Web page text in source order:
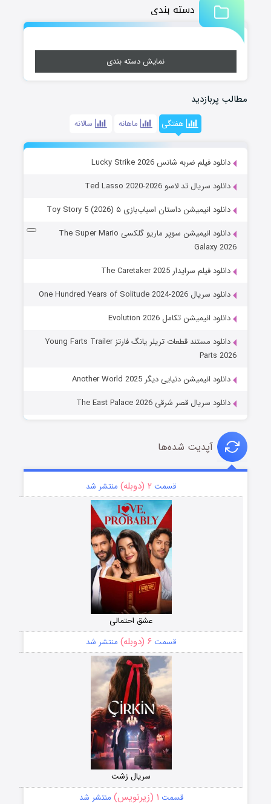
دسته بندی
نمایش دسته بندی
مطالب پربازدید
هفتگی ماهانه سالانه
دانلود فیلم ضربه شانس Lucky Strike 2026
دانلود سریال تد لاسو Ted Lasso 2020-2026
دانلود انیمیشن داستان اسباب‌بازی ۵ Toy Story 5 (2026)
دانلود انیمیشن سوپر ماریو گلکسی The Super Mario
Galaxy 2026
دانلود فیلم سرایدار The Caretaker 2025
دانلود سریال One Hundred Years of Solitude 2024-2026
دانلود انیمیشن تکامل Evolution 2026
دانلود مستند قطعات تریلر یانگ فارتز Young Farts Trailer
Parts 2026
دانلود انیمیشن دنیایی دیگر Another World 2025
دانلود سریال قصر شرقی The East Palace 2026
آپدیت شده‌ها
قسمت ۲ (دوبله) منتشر شد
عشق احتمالی
قسمت ۶ (دوبله) منتشر شد
سریال زشت
قسمت ۱ (زیرنویس) منتشر شد